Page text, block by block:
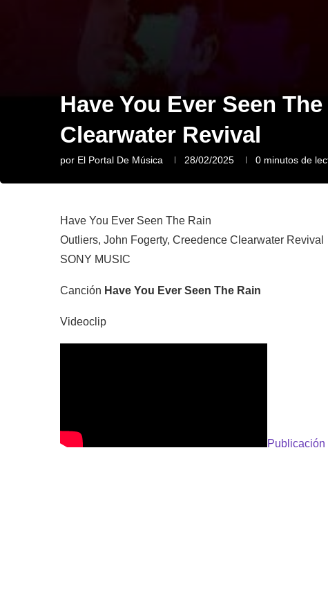
Have You Ever Seen
Clearwater Revival
por El Portal De Música 28/02/2025 0 minutos de
Have You Ever Seen The Rain
Outliers, John Fogerty, Creedence Clearwater Revival
SONY MUSIC
Canción Have You Ever Seen The Rain
Videoclip
Publicación